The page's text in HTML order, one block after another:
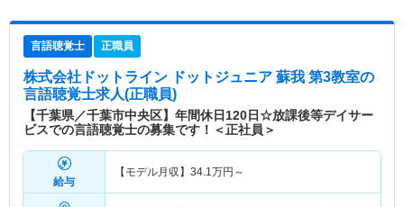
言語聴覚士 正職員
株式会社ドットライン ドットジュニア 蘇我 第3教室の
言語聴覚士求人(正職員)
【千葉県／千葉市中央区】年間休日120日☆放課後等デイサー
ビスでの言語聴覚士の募集です！＜正社員＞
給与
【モデル月収】 34.1万円～